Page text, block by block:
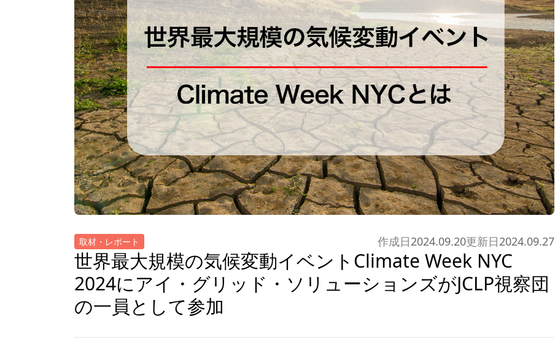
取材・レポート 作成日2024.09.20更新日2024.09.27
世界最大規模の気候変動イベントClimate Week NYC
2024にアイ・グリッド・ソリューションズがJCLP視察団
の一員として参加